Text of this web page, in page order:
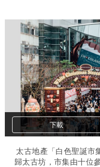
下載
太古地產「白色聖誕市
歸太古坊，市集由十位
下載
下載